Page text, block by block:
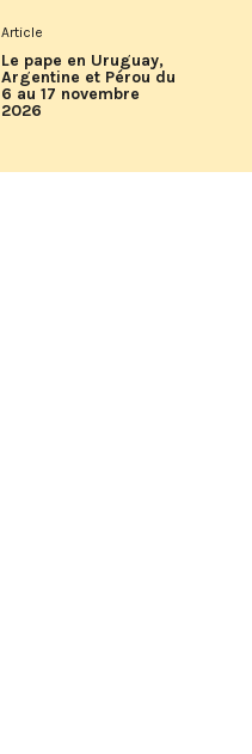
Article
Le pape en Uruguay,
Argentine et Pérou du
6 au 17 novembre
2026